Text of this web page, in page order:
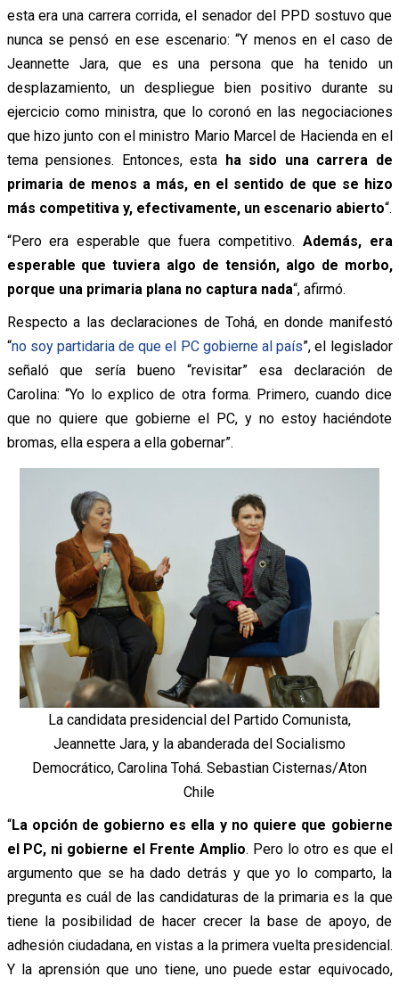
esta era una carrera corrida, el senador del PPD sostuvo que
nunca se pensó en ese escenario: “Y menos en el caso de
Jeannette Jara, que es una persona que ha tenido un
desplazamiento, un despliegue bien positivo durante su
ejercicio como ministra, que lo coronó en las negociaciones
que hizo junto con el ministro Mario Marcel de Hacienda en el
tema pensiones. Entonces, esta ha sido una carrera de
primaria de menos a más, en el sentido de que se hizo
más competitiva y, efectivamente, un escenario abierto“.
“Pero era esperable que fuera competitivo. Además, era
esperable que tuviera algo de tensión, algo de morbo,
porque una primaria plana no captura nada“, afirmó.
Respecto a las declaraciones de Tohá, en donde manifestó
“no soy partidaria de que el PC gobierne al país”, el legislador
señaló que sería bueno “revisitar” esa declaración de
Carolina: “Yo lo explico de otra forma. Primero, cuando dice
que no quiere que gobierne el PC, y no estoy haciéndote
bromas, ella espera a ella gobernar”.
La candidata presidencial del Partido Comunista,
Jeannette Jara, y la abanderada del Socialismo
Democrático, Carolina Tohá. Sebastian Cisternas/Aton
Chile
“La opción de gobierno es ella y no quiere que gobierne
el PC, ni gobierne el Frente Amplio. Pero lo otro es que el
argumento que se ha dado detrás y que yo lo comparto, la
pregunta es cuál de las candidaturas de la primaria es la que
tiene la posibilidad de hacer crecer la base de apoyo, de
adhesión ciudadana, en vistas a la primera vuelta presidencial.
Y la aprensión que uno tiene, uno puede estar equivocado,